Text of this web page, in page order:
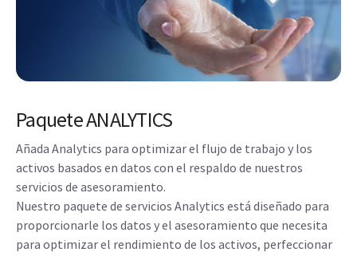
Paquete ANALYTICS
Añada Analytics para optimizar el flujo de trabajo y los
activos basados en datos con el respaldo de nuestros
servicios de asesoramiento.
Nuestro paquete de servicios Analytics está diseñado para
proporcionarle los datos y el asesoramiento que necesita
para optimizar el rendimiento de los activos, perfeccionar